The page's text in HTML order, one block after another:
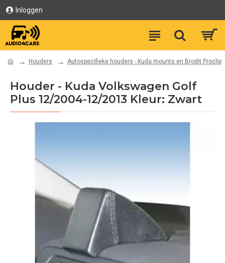
Inloggen
Houders Autospecifieke houders - Kuda mounts en Brodit Proclip
Houder - Kuda Volkswagen Golf
Plus 12/2004-12/2013 Kleur: Zwart